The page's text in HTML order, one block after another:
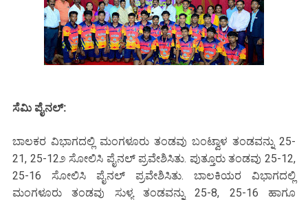
ಸೆಮಿ ಪೈನಲ್:
ಬಾಲಕರ ವಿಭಾಗದಲ್ಲಿ ಮಂಗಳೂರು ತಂಡವು ಬಂಟ್ವಾಳ ತಂಡವನ್ನು 25-
21, 25-12೨ ಸೋಲಿಸಿ ಪೈನಲ್ ಪ್ರವೇಶಿಸಿತು. ಪುತ್ತೂರು ತಂಡವು 25-12,
25-16 ಸೋಲಿಸಿ ಪೈನಲ್ ಪ್ರವೇಶಿಸಿತು. ಬಾಲಕಿಯರ ವಿಭಾಗದಲ್ಲಿ
ಮಂಗಳೂರು ತಂಡವು ಸುಳ್ಯ ತಂಡವನ್ನು 25-8, 25-16 ಹಾಗೂ